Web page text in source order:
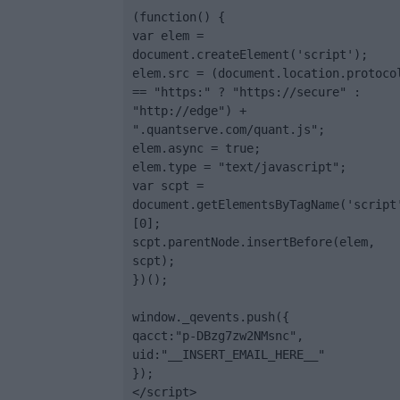
(function() {
var elem =
document.createElement('script');
elem.src =
== "https:" ? "https://secure" :
"http://edge") +
".quantserve.com/quant.js";
elem.async = true;
elem.type = "text/javascript";
var scpt =
[0];
scpt.parentNode.insertBefore(elem,
scpt);
})();
window._qevents.push({
qacct:"p-DBzg7zw2NMsnc",
uid:"__INSERT_EMAIL_HERE__"
});
</script>